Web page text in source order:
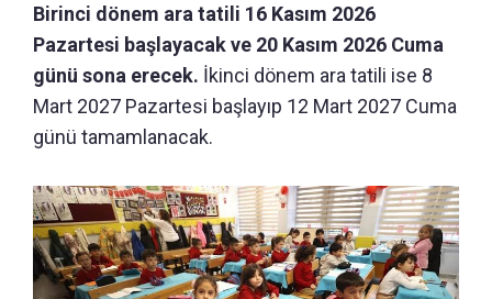
Birinci dönem ara tatili 16 Kasım 2026
Pazartesi başlayacak ve 20 Kasım 2026 Cuma
günü sona erecek. İkinci dönem ara tatili ise 8
Mart 2027 Pazartesi başlayıp 12 Mart 2027 Cuma
günü tamamlanacak.